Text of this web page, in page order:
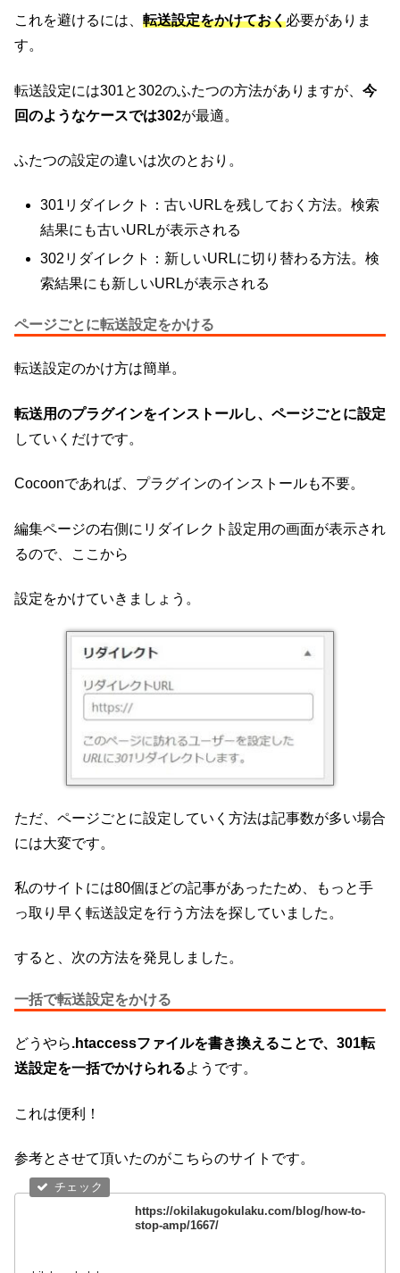
これを避けるには、 転送設定をかけておく必要がありま
す。
転送設定には301と302のふたつの方法がありますが、 今
回のようなケースでは302が最適。
ふたつの設定の違いは次のとおり。
301リダイレクト：古いURLを残しておく方法。検索
結果にも古いURLが表示される
302リダイレクト：新しいURLに切り替わる方法。検
索結果にも新しいURLが表示される
ページごとに転送設定をかける
転送設定のかけ方は簡単。
転送用のプラグインをインストールし、ページごとに設定
していくだけです。
Cocoonであれば、プラグインのインストールも不要。
編集ページの右側にリダイレクト設定用の画面が表示され
るので、ここから
設定をかけていきましょう。
ただ、ページごとに設定していく方法は記事数が多い場合
には大変です。
私のサイトには80個ほどの記事があったため、もっと手
っ取り早く転送設定を行う方法を探していました。
すると、次の方法を発見しました。
一括で転送設定をかける
どうやら.htaccessファイルを書き換えることで、301転
送設定を一括でかけられるようです。
これは便利！
参考とさせて頂いたのがこちらのサイトです。
https://okilakugokulaku.com/blog/how-to-
stop-amp/1667/